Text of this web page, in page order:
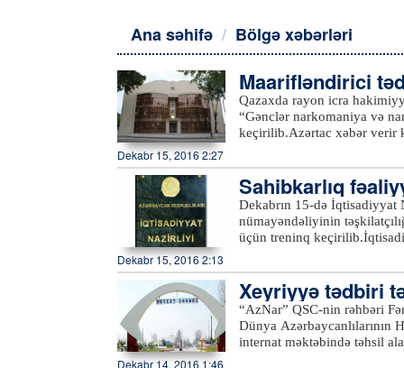
Ana səhifə Bölgə xəbərləri
Maarifləndirici
Qazaxda rayon icra
“Gənclər narkomaniya və
keçirilib.Azərtac xəbər verir
ümumtəhsil məktəblərinin
Vüqar Nəbiyev açaraq
xəstəliyinə düçar olmuş hər
və potensial cinayətkar
dövriyyəsinin artması,
çevrilməsi və narkotik
Dekabr 15, 2016 2:27
Sahibkarlıq
b
Dekabrın 15-də
nümayəndəliyinin
üçün treninq
tətbiqi” mövzularını əhatə
üzümçülüyün inkişafına
təsərrüfatında ixtisaslaşma,
məhsuldarlığın və
tətbiqi, bu sahədə
çatdırılıb. Bununla yanaşı,
Dekabr 15, 2016 2:13
Xeyriyyə tədbiri
“AzNar” QSC-nin rəhbəri
Dünya Azərbaycanlılarının
internat məktəbində təhsil
Dekabr 14, 2016 1:46